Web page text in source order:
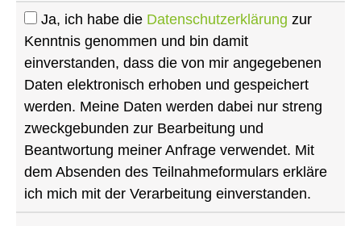
Ja, ich habe die Datenschutzerklärung zur
Kenntnis genommen und bin damit
einverstanden, dass die von mir angegebenen
Daten elektronisch erhoben und gespeichert
werden. Meine Daten werden dabei nur streng
zweckgebunden zur Bearbeitung und
Beantwortung meiner Anfrage verwendet. Mit
dem Absenden des Teilnahmeformulars erkläre
ich mich mit der Verarbeitung einverstanden.